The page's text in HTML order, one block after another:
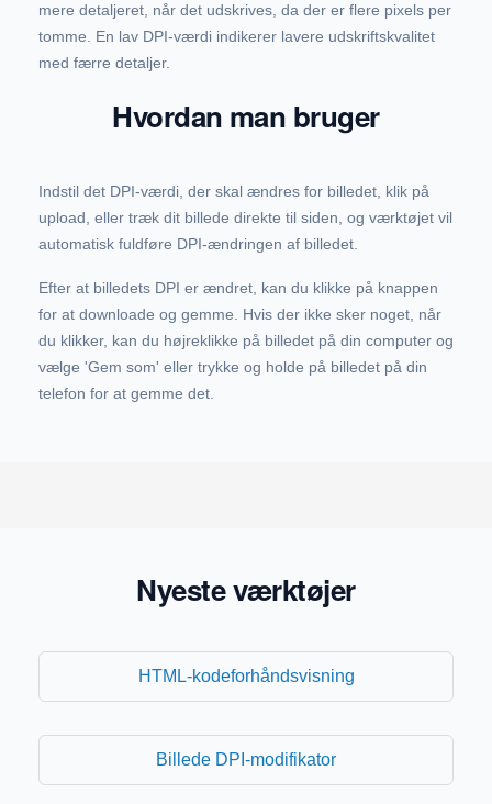
mere detaljeret, når det udskrives, da der er flere pixels per
tomme. En lav DPI-værdi indikerer lavere udskriftskvalitet
med færre detaljer.
Hvordan man bruger
Indstil det DPI-værdi, der skal ændres for billedet, klik på
upload, eller træk dit billede direkte til siden, og værktøjet vil
automatisk fuldføre DPI-ændringen af billedet.
Efter at billedets DPI er ændret, kan du klikke på knappen
for at downloade og gemme. Hvis der ikke sker noget, når
du klikker, kan du højreklikke på billedet på din computer og
vælge 'Gem som' eller trykke og holde på billedet på din
telefon for at gemme det.
Nyeste værktøjer
HTML-kodeforhåndsvisning
Billede DPI-modifikator